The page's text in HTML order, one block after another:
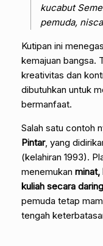
kucabut
pemuda,
Kutipan ini
kemajuan bangsa.
kreativitas dan
dibutuhkan untuk
bermanfaat.
Salah satu contoh
Pintar, yang
(kelahiran 1993).
menemukan minat,
kuliah secara daring
pemuda tetap
tengah